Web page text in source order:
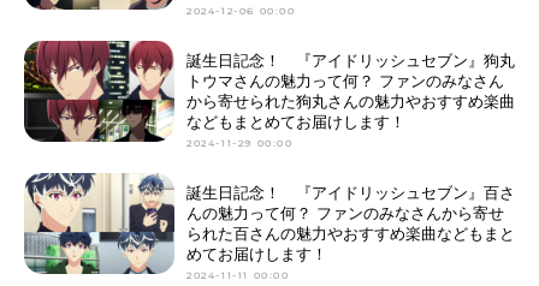
2024-12-06 00:00
誕生日記念！ 『アイドリッシュセブン』狗丸
トウマさんの魅力って何？ ファンのみなさん
から寄せられた狗丸さんの魅力やおすすめ楽曲
などもまとめてお届けします！
2024-11-29 00:00
誕生日記念！ 『アイドリッシュセブン』百さ
んの魅力って何？ ファンのみなさんから寄せ
られた百さんの魅力やおすすめ楽曲などもまと
めてお届けします！
2024-11-11 00:00